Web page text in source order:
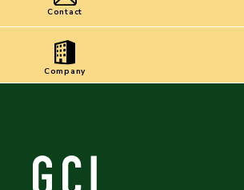
Contact
Company